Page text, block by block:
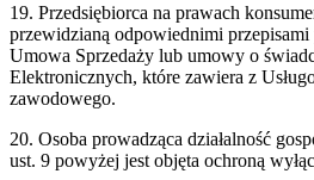
19. Przedsiębiorca na prawach
przewidzianą odpowiednimi
Umowa Sprzedaży lub umowy o
Elektronicznych, które zawiera z
zawodowego.
20. Osoba prowadząca działalność
ust. 9 powyżej jest objęta ochroną